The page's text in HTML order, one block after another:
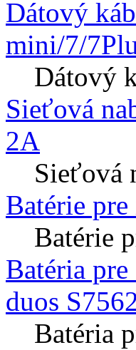
Dátový
mini/7/
Dátový
Sieťová
2A
Sieťová
Batérie
Batérie
Batéria
duos
Batéria